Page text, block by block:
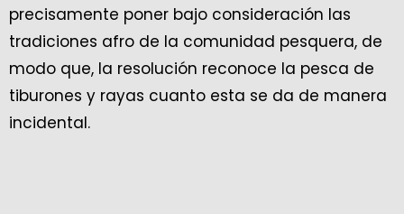
precisamente poner bajo consideración las
tradiciones afro de la comunidad pesquera, de
modo que, la resolución reconoce la pesca de
tiburones y rayas cuanto esta se da de manera
incidental.